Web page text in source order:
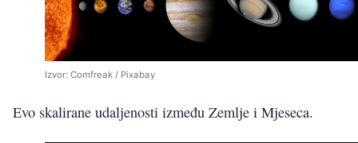
Izvor: Comfreak / Pixabay
Evo skalirane udaljenosti između Zemlje i Mjeseca.